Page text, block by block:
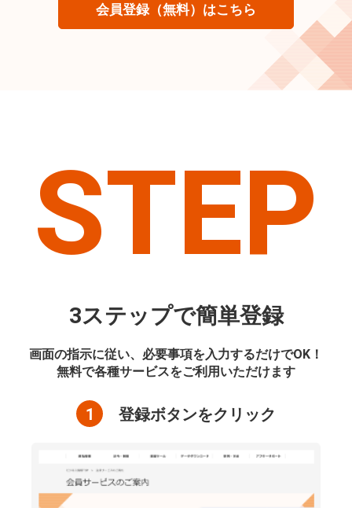
会員登録（無料）はこちら
STEP
3ステップで簡単登録
画面の指示に従い、必要事項を入力するだけでOK！
無料で各種サービスをご利用いただけます
1 登録ボタンをクリック